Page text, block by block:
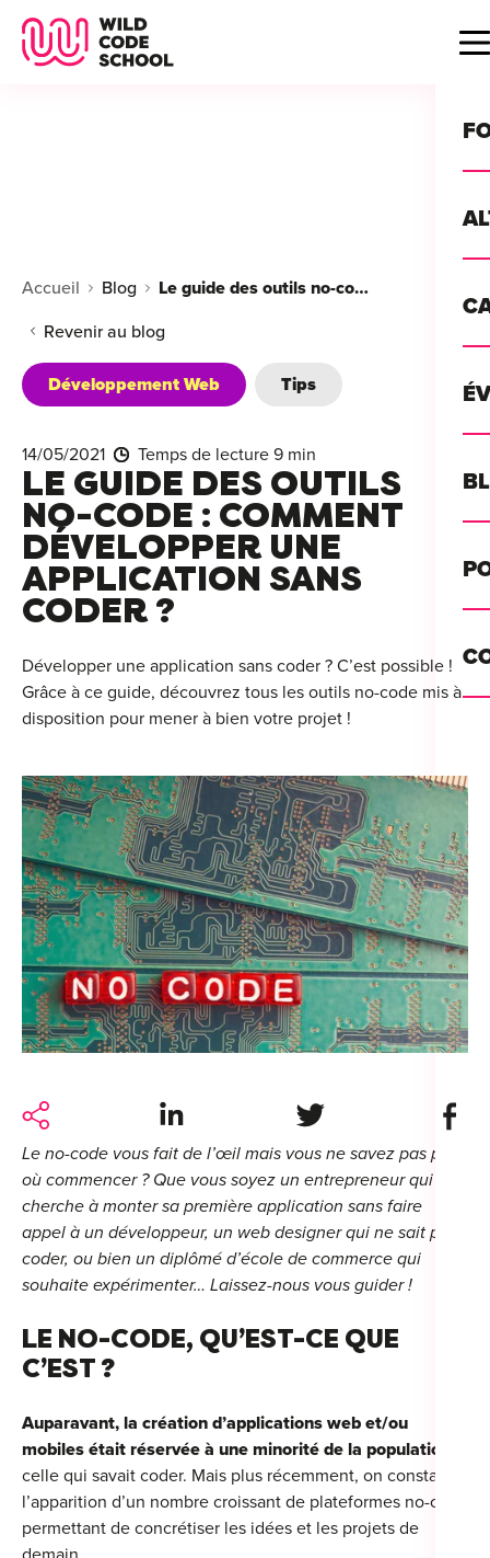
?
Accueil Blog
Le guide des outils no-code : Comment développer une application sans coder ?
Revenir au blog
Développement Web Tips
14/05/2021 Temps de lecture 9 min
LE GUIDE DES OUTILS
NO-CODE : COMMENT
DÉVELOPPER UNE
APPLICATION SANS
CODER ?
Développer une application sans coder ? C’est possible !
Grâce à ce guide, découvrez tous les outils no-code mis à
disposition pour mener à bien votre projet !
Share on LinkedIn Share on Twitter
Le no-code vous fait de l’œil mais vous ne savez pas par
où commencer ? Que vous soyez un entrepreneur qui
cherche à monter sa première application sans faire
appel à un développeur, un web designer qui ne sait pas
coder, ou bien un diplômé d’école de commerce qui
souhaite expérimenter… Laissez-nous vous guider !
LE NO-CODE, QU’EST-CE QUE
C’EST ?
Auparavant, la création d’applications web et/ou
mobiles était réservée à une minorité de la population
celle qui savait coder. Mais plus récemment, on constate
l’apparition d’un nombre croissant de plateformes no-code
permettant de concrétiser les idées et les projets de